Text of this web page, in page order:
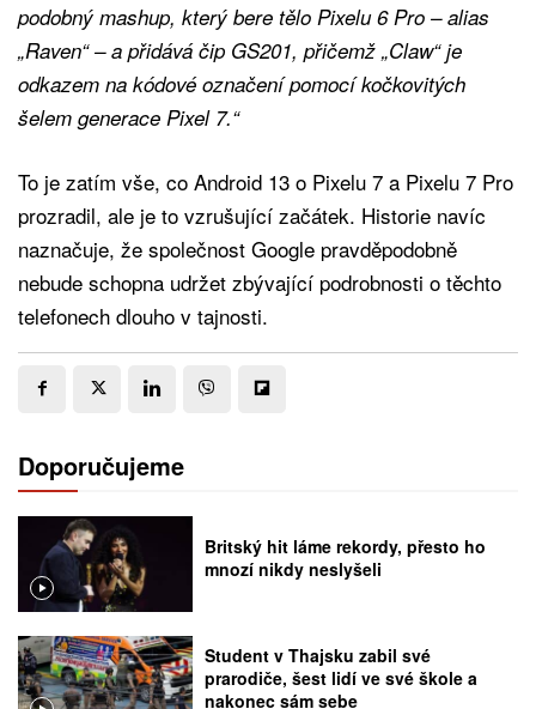
podobný mashup, který bere tělo Pixelu 6 Pro – alias
„Raven“ – a přidává čip GS201, přičemž „Claw“ je
odkazem na kódové označení pomocí kočkovitých
šelem generace Pixel 7.“
To je zatím vše, co Android 13 o Pixelu 7 a Pixelu 7 Pro
prozradil, ale je to vzrušující začátek. Historie navíc
naznačuje, že společnost Google pravděpodobně
nebude schopna udržet zbývající podrobnosti o těchto
telefonech dlouho v tajnosti.
Doporučujeme
Britský hit láme rekordy, přesto ho
mnozí nikdy neslyšeli
Student v Thajsku zabil své
prarodiče, šest lidí ve své škole a
nakonec sám sebe